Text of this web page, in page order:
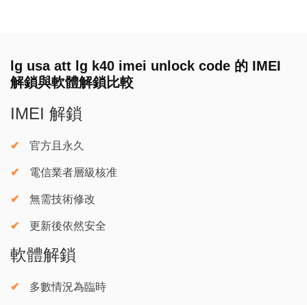
lg usa att lg k40 imei unlock code 的 IMEI
解鎖與軟體解鎖比較
IMEI 解鎖
官方且永久
電信業者層級核准
無需技術修改
更新後依然安全
軟體解鎖
多數情況為臨時